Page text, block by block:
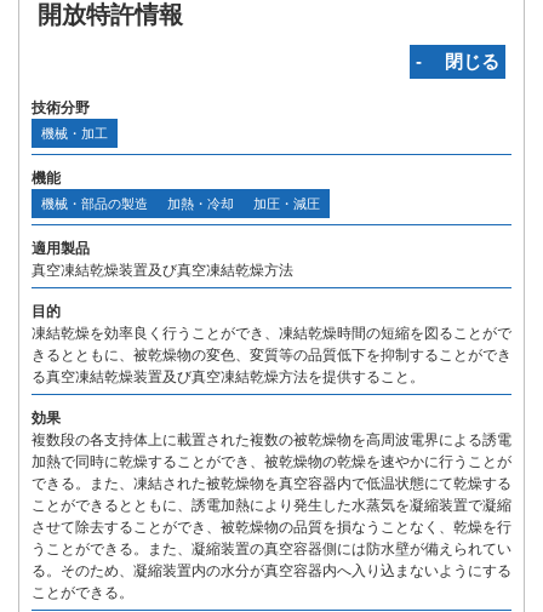
開放特許情報
‐ 閉じる
技術分野
機械・加工
機能
機械・部品の製造 加熱・冷却 加圧・減圧
適用製品
真空凍結乾燥装置及び真空凍結乾燥方法
目的
凍結乾燥を効率良く行うことができ、凍結乾燥時間の短縮を図ることがで
きるとともに、被乾燥物の変色、変質等の品質低下を抑制することができ
る真空凍結乾燥装置及び真空凍結乾燥方法を提供すること。
効果
複数段の各支持体上に載置された複数の被乾燥物を高周波電界による誘電
加熱で同時に乾燥することができ、被乾燥物の乾燥を速やかに行うことが
できる。また、凍結された被乾燥物を真空容器内で低温状態にて乾燥する
ことができるとともに、誘電加熱により発生した水蒸気を凝縮装置で凝縮
させて除去することができ、被乾燥物の品質を損なうことなく、乾燥を行
うことができる。また、凝縮装置の真空容器側には防水壁が備えられてい
る。そのため、凝縮装置内の水分が真空容器内へ入り込まないようにする
ことができる。